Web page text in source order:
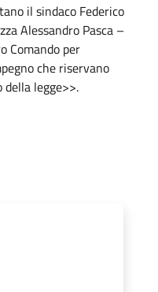
il sindaco Federico
Alessandro Pasca –
Comando per
che riservano
legge>>.